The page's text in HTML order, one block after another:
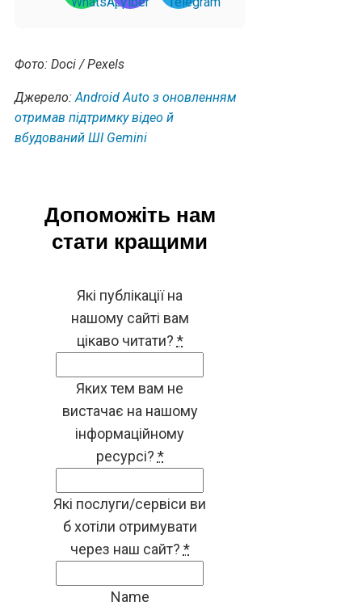
Фото: Doci / Pexels
Джерело:Android Auto з оновленням
отримав підтримку відео й
вбудований ШІ Gemini
Допоможіть нам
стати кращими
Які публікації на
нашому сайті вам
цікаво читати? *
Яких тем вам не
вистачає на нашому
інформаційному
ресурсі? *
Які послуги/сервіси ви
б хотіли отримувати
через наш сайт? *
Name